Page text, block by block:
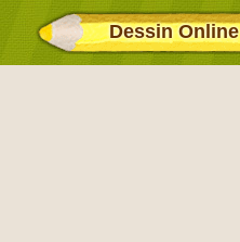
Dessin Online